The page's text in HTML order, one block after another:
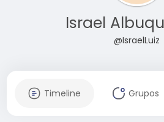
Israel
@IsraelLuiz
Timeline Grupos